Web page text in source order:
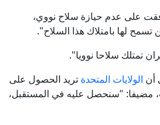
على عدم حيازة سلاح نووي،
لها بامتلاك هذا السلاح".
تمتلك سلاحا نوويا".
أن الولايات المتحدة تريد الحصول على
مضيفا: "سنحصل عليه في المستقبل،